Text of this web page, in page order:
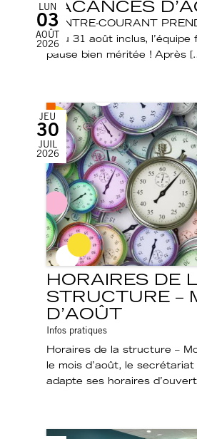
VACANCES
CONTRE-COURANT
3 au 31 août inclus,
pause bien méritée ! Après
LUN
03
AOÛT
2026
HORAIRES DE
STRUCTURE –
D’AOÛT
Infos pratiques
Horaires de la structure –
le mois d’août, le
adapte ses horaires
JEU
30
JUIL
2026